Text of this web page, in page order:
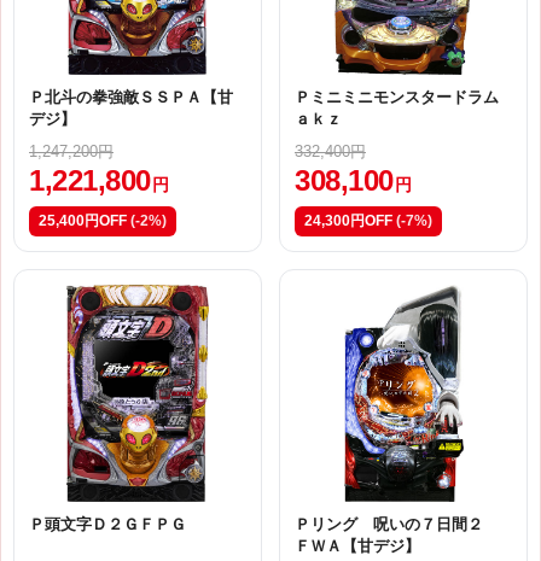
Ｐ北斗の拳強敵ＳＳＰＡ【甘
デジ】
1,247,200円
1,221,800 円
25,400円OFF (-2%)
Ｐミニミニモンスタードラム
ａｋｚ
332,400円
308,100 円
24,300円OFF (-7%)
Ｐ頭文字Ｄ２ＧＦＰＧ
Ｐリング 呪いの７日間２
ＦＷＡ【甘デジ】